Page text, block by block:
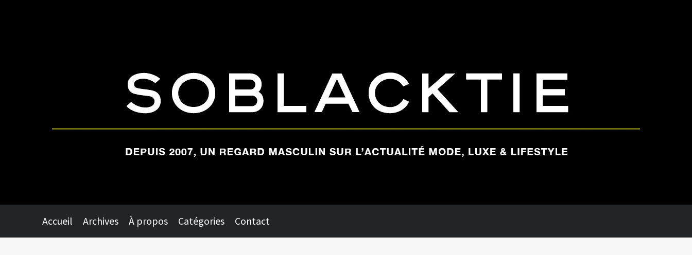
Accueil Archives À propos Catégories Contact